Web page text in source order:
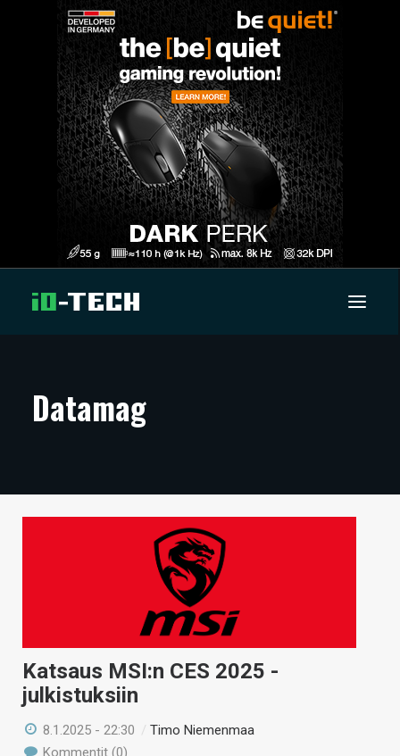
ARTIKKELIT
TECHBBS
VAIHDA TEEMA
HAKU
Datamag
Katsaus MSI:n CES 2025 -
julkistuksiin
8.1.2025 - 22:30 /Timo Niemenmaa
Kommentit (0)